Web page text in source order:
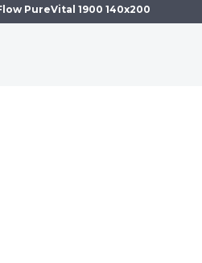
PureVital 1900 140x200